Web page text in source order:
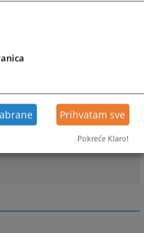
Prihvatam sve
Pokreće Klaro!